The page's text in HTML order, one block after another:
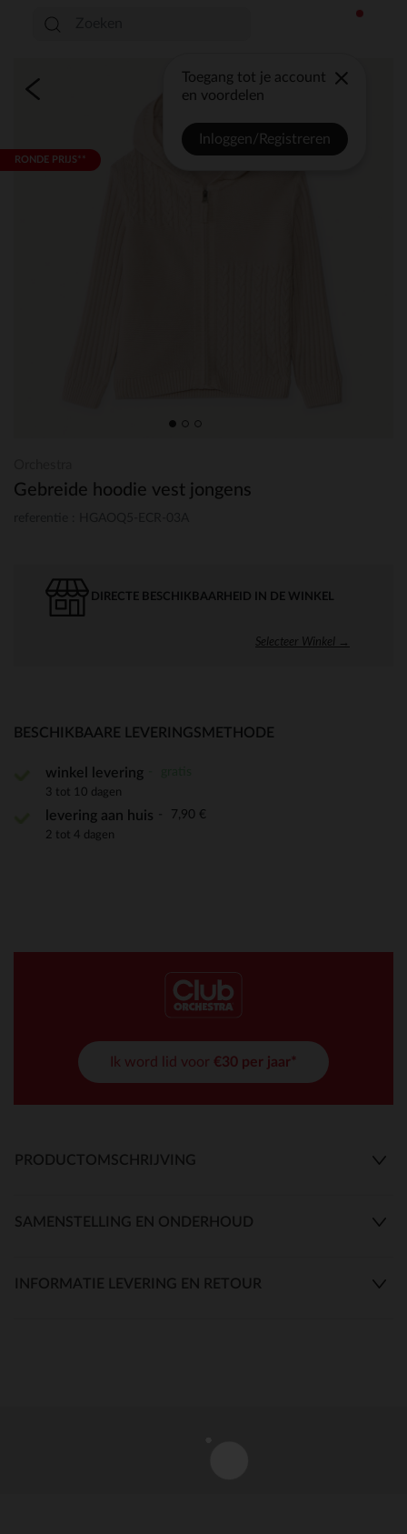
Toegang tot je account
en voordelen
Inloggen/Registreren
RONDE PRIJS**
Gebreide hoodie vest jongens
DIRECTE BESCHIKBAARHEID IN DE WINKEL
Selecteer Winkel →
BESCHIKBAARE LEVERINGSMETHODE
winkel levering
3 tot 10 dagen
levering aan huis 7,90 €
2 tot 4 dagen
Ik word lid voor €30 per jaar*
PRODUCTOMSCHRIJVING
SAMENSTELLING EN ONDERHOUD
INFORMATIE LEVERING EN RETOUR